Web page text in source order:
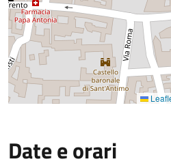
Date e orari